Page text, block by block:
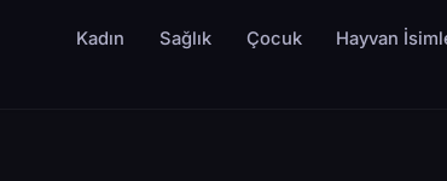
Kadın Sağlık Çocuk Hayvan